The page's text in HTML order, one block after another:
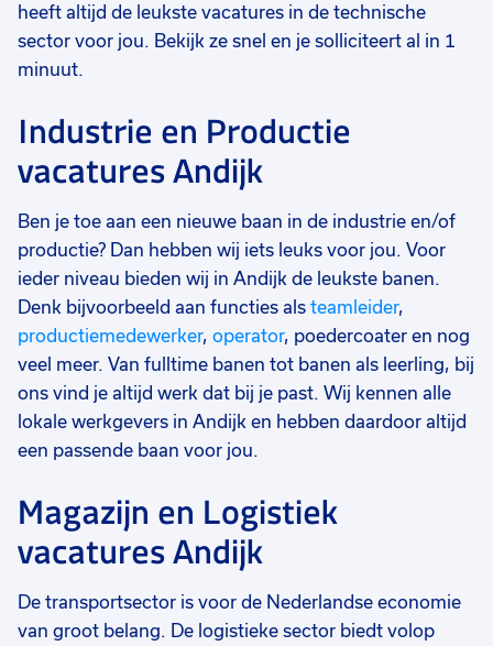
heeft altijd de leukste vacatures in de technische
sector voor jou. Bekijk ze snel en je solliciteert al in 1
minuut.
Industrie en Productie
vacatures Andijk
Ben je toe aan een nieuwe baan in de industrie en/of
productie? Dan hebben wij iets leuks voor jou. Voor
ieder niveau bieden wij in Andijk de leukste banen.
Denk bijvoorbeeld aan functies als teamleider,
productiemedewerker, operator, poedercoater en nog
veel meer. Van fulltime banen tot banen als leerling, bij
ons vind je altijd werk dat bij je past. Wij kennen alle
lokale werkgevers in Andijk en hebben daardoor altijd
een passende baan voor jou.
Magazijn en Logistiek
vacatures Andijk
De transportsector is voor de Nederlandse economie
van groot belang. De logistieke sector biedt volop